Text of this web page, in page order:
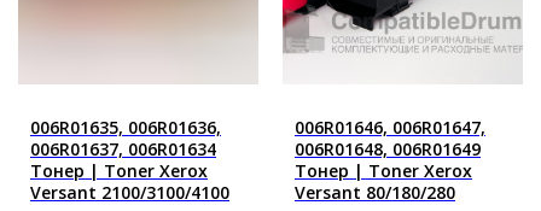
006R01635, 006R01636,
006R01637, 006R01634
Тонер | Toner Xerox
Versant 2100/3100/4100
006R01646, 006R01647,
006R01648, 006R01649
Тонер | Toner Xerox
Versant 80/180/280